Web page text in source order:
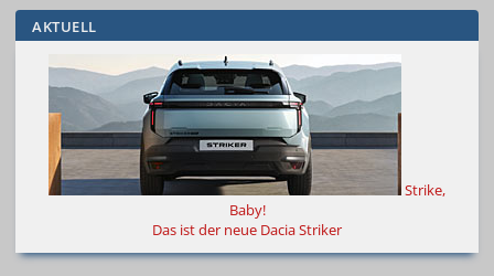
AKTUELL
Strike,
Baby!
Das ist der neue Dacia Striker